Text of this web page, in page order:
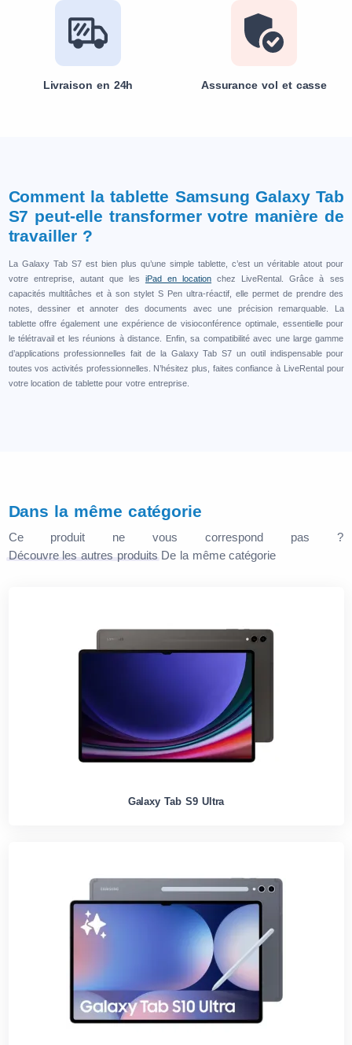
Livraison en 24h Assurance vol et casse
Comment la tablette Samsung Galaxy Tab
S7 peut-elle transformer votre manière de
travailler ?
La Galaxy Tab S7 est bien plus qu’une simple tablette, c’est un véritable atout pour
votre entreprise, autant que les iPad en location chez LiveRental. Grâce à ses
capacités multitâches et à son stylet S Pen ultra-réactif, elle permet de prendre des
notes, dessiner et annoter des documents avec une précision remarquable. La
tablette offre également une expérience de visioconférence optimale, essentielle pour
le télétravail et les réunions à distance. Enfin, sa compatibilité avec une large gamme
d’applications professionnelles fait de la Galaxy Tab S7 un outil indispensable pour
toutes vos activités professionnelles. N’hésitez plus, faites confiance à LiveRental pour
votre location de tablette pour votre entreprise.
Dans la même catégorie
Ce produit ne vous correspond pas ?
Découvre les autres produits De la même catégorie
Galaxy Tab S9 Ultra